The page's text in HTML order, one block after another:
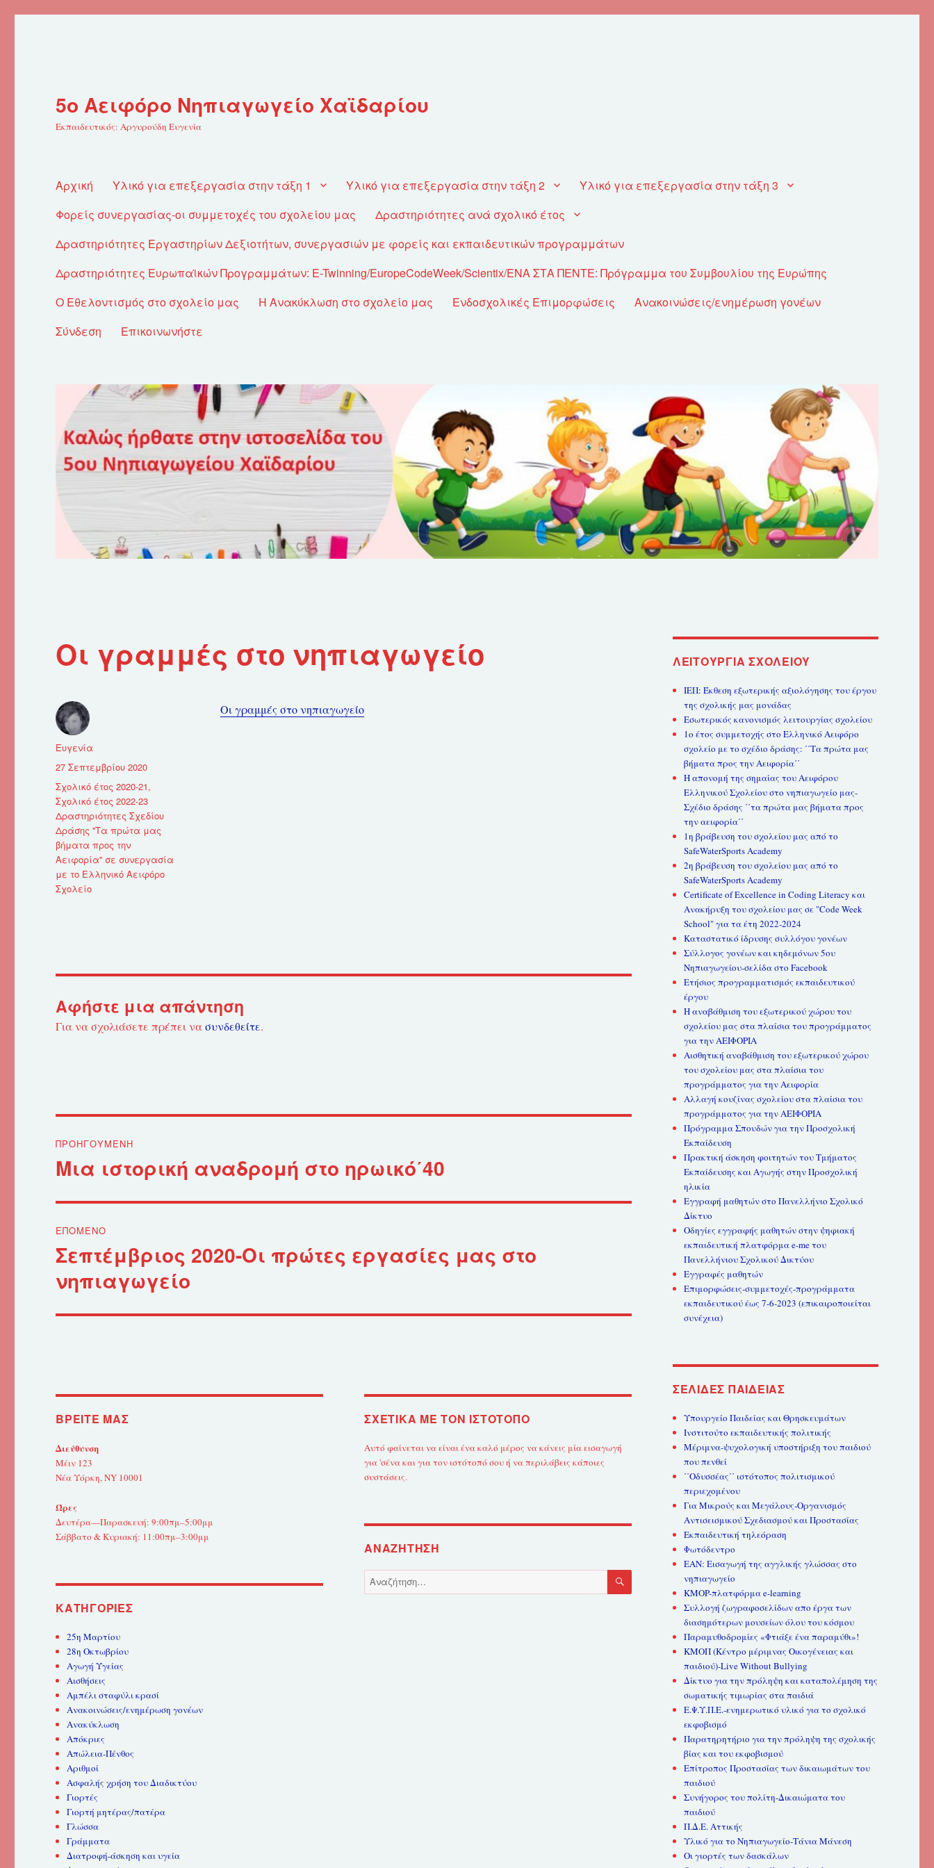
5ο Αειφόρο Νηπιαγωγείο Χαϊδαρίου
Εκπαιδευτικός: Αργυρούδη Ευγενία
Αρχική Υλικό για επεξεργασία στην τάξη 1 Υλικό για επεξεργασία στην τάξη 2
Υλικό για επεξεργασία στην τάξη 3
Φορείς συνεργασίας-οι συμμετοχές του σχολείου μας
Δραστηριότητες ανά σχολικό έτος
Δραστηριότητες Εργαστηρίων Δεξιοτήτων, συνεργασιών με φορείς και εκπαιδευτικών προγραμμάτων
Δραστηριότητες Ευρωπαϊκών Προγραμμάτων: E-Twinning/EuropeCodeWeek/Scientix/ΕΝΑ ΣΤΑ ΠΕΝΤΕ: Πρόγραμμα του Συμβουλίου της Ευρώπης
Ο Εθελοντισμός στο σχολείο μας
Η Ανακύκλωση στο σχολείο μας Ενδοσχολικές Επιμορφώσεις
Ανακοινώσεις/ενημέρωση γονέων
Σύνδεση
Επικοινωνήστε
Οι γραμμές στο νηπιαγωγείο
Οι γραμμές στο νηπιαγωγείο
Συντάκτης
Ευγενία
Δημοσιεύτηκε
την
27 Σεπτεμβρίου 2020
Κατηγορίες
Σχολικό έτος 2020-21,
Σχολικό έτος 2022-23
Δραστηριότητες Σχεδίου
Δράσης ''Τα πρώτα μας
βήματα προς την
Αειφορία'' σε συνεργασία
με το Ελληνικό Αειφόρο
Σχολείο
Αφήστε μια απάντηση
Για να σχολιάσετε πρέπει νασυνδεθείτε.
άρθρων
ΠΡΟΗΓΟΎΜΕΝΗ
Προηγούμενο
Μια ιστορική αναδρομή στο ηρωικό΄40
ΕΠΌΜΕΝΟ
Επόμενο
Σεπτέμβριος 2020-Οι πρώτες εργασίες μας στο
νηπιαγωγείο
ΒΡΕΊΤΕ ΜΑΣ
Διεύθυνση
Μέιν 123
Νέα Υόρκη, NY 10001
Ώρες
Δευτέρα—Παρασκευή: 9:00πμ–5:00μμ
Σάββατο & Κυριακή: 11:00πμ–3:00μμ
KΑΤΗΓΟΡΊΕΣ
25η Μαρτίου
28η Οκτωβρίου
Αγωγή Υγείας
Αισθήσεις
Αμπέλι σταφύλι κρασί
Ανακοινώσεις/ενημέρωση γονέων
Ανακύκλωση
Απόκριες
Απώλεια-Πένθος
Αριθμοί
Ασφαλής χρήση του Διαδικτύου
Γιορτές
Γιορτή μητέρας/πατέρα
Γλώσσα
Γράμματα
Διατροφή-άσκηση και υγεία
ΣΧΕΤΙΚΆ ΜΕ ΤΟΝ ΙΣΤΌΤΟΠΟ
Αυτό φαίνεται να είναι ένα καλό μέρος να κάνεις μία εισαγωγή
για 'σένα και για τον ιστότοπό σου ή να περιλάβεις κάποιες
συστάσεις.
ΑΝΑΖΉΤΗΣΗ
Αναζήτηση
για:
ΑΝΑΖΉΤΗΣΗ
ΛΕΙΤΟΥΡΓΊΑ ΣΧΟΛΕΊΟΥ
ΙΕΠ: Έκθεση εξωτερικής αξιολόγησης του έργου
της σχολικής μας μονάδας
Εσωτερικός κανονισμός λειτουργίας σχολείου
1ο έτος συμμετοχής στο Ελληνικό Αειφόρο
σχολείο με το σχέδιο δράσης: ΄΄Τα πρώτα μας
βήματα προς την Αειφορία΄΄
Η απονομή της σημαίας του Αειφόρου
Ελληνικού Σχολείου στο νηπιαγωγείο μας-
Σχέδιο δράσης ΄΄τα πρώτα μας βήματα προς
την αειφορία΄΄
1η βράβευση του σχολείου μας από το
SafeWaterSports Academy
2η βράβευση του σχολείου μας από το
SafeWaterSports Academy
Certificate of Excellence in Coding Literacy και
Ανακήρυξη του σχολείου μας σε "Code Week
School" για τα έτη 2022-2024
Καταστατικό ίδρυσης συλλόγου γονέων
Σύλλογος γονέων και κηδεμόνων 5ου
Νηπιαγωγείου-σελίδα στο Facebook
Ετήσιος προγραμματισμός εκπαιδευτικού
έργου
Η αναβάθμιση του εξωτερικού χώρου του
σχολείου μας στα πλαίσια του προγράμματος
για την ΑΕΙΦΟΡΙΑ
Αισθητική αναβάθμιση του εξωτερικού χώρου
του σχολείου μας στα πλαίσια του
προγράμματος για την Αειφορία
Αλλαγή κουζίνας σχολείου στα πλαίσια του
προγράμματος για την ΑΕΙΦΟΡΙΑ
Πρόγραμμα Σπουδών για την Προσχολική
Εκπαίδευση
Πρακτική άσκηση φοιτητών του Τμήματος
Εκπαίδευσης και Αγωγής στην Προσχολική
ηλικία
Εγγραφή μαθητών στο Πανελλήνιο Σχολικό
Δίκτυο
Οδηγίες εγγραφής μαθητών στην ψηφιακή
εκπαιδευτική πλατφόρμα e-me του
Πανελλήνιου Σχολικού Δικτύου
Εγγραφές μαθητών
Επιμορφώσεις-συμμετοχές-προγράμματα
εκπαιδευτικού έως 7-6-2023 (επικαιροποιείται
συνέχεια)
ΣΕΛΊΔΕΣ ΠΑΙΔΕΊΑΣ
Υπουργείο Παιδείας και Θρησκευμάτων
Ινστιτούτο εκπαιδευτικής πολιτικής
Μέριμνα-ψυχολογική υποστήριξη του παιδιού
που πενθεί
΄΄Οδυσσέας΄΄ ιστότοπος πολιτισμικού
περιεχομένου
Για Μικρούς και Μεγάλους-Οργανισμός
Αντισεισμικού Σχεδιασμού και Προστασίας
Εκπαιδευτική τηλεόραση
Φωτόδεντρο
ΕΑΝ: Εισαγωγή της αγγλικής γλώσσας στο
νηπιαγωγείο
KMOP-πλατφόρμα e-learning
Συλλογή ζωγραφοσελίδων απο έργα των
διασημότερων μουσείων όλου του κόσμου
Παραμυθοδρομίες «Φτιάξε ένα παραμύθι»!
ΚΜΟΠ (Κέντρο μέριμνας Οικογένειας και
παιδιού)-Live Without Bullying
Δίκτυο για την πρόληψη και καταπολέμηση της
σωματικής τιμωρίας στα παιδιά
Ε.Ψ.Υ.Π.Ε.-ενημερωτικό υλικό για το σχολικό
εκφοβισμό
Παρατηρητήριο για την πρόληψη της σχολικής
βίας και του εκφοβισμού
Επίτροπος Προστασίας των δικαιωμάτων του
παιδιού
Συνήγορος του πολίτη-Δικαιώματα του
παιδιού
Π.Δ.Ε. Αττικής
Υλικό για το Νηπιαγωγείο-Τάνια Μάνεση
Οι γιορτές των δασκάλων